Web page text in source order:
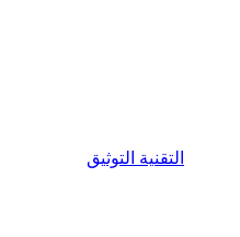
التقنية التوثيق